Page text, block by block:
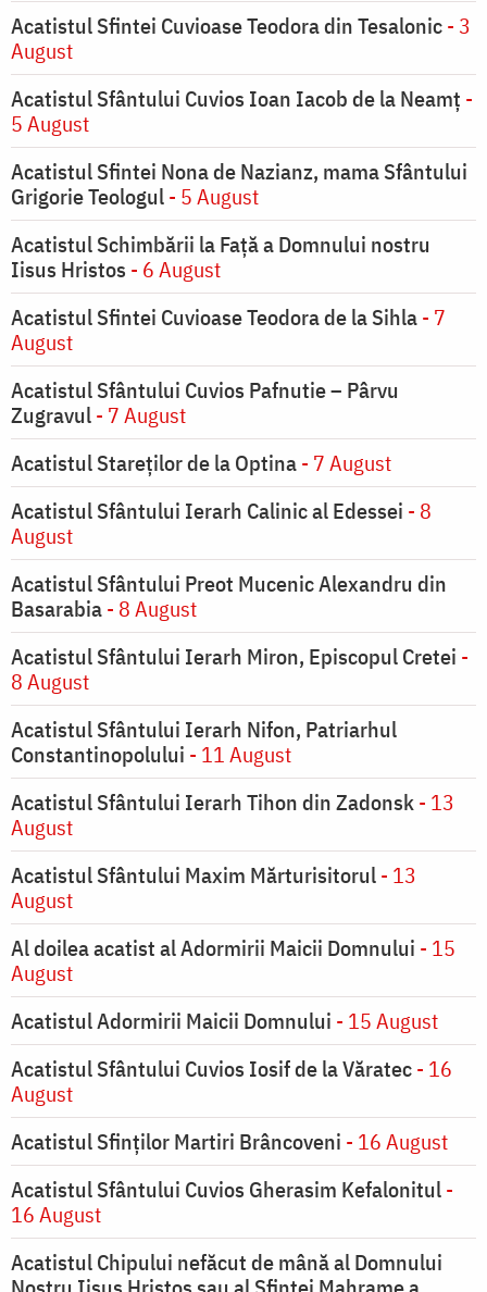
Acatistul Sfintei Cuvioase Teodora din Tesalonic- 3
August
Acatistul Sfântului Cuvios Ioan Iacob de la Neamț -
5 August
Acatistul Sfintei Nona de Nazianz, mama Sfântului
Grigorie Teologul- 5 August
Acatistul Schimbării la Faţă a Domnului nostru
Iisus Hristos - 6 August
Acatistul Sfintei Cuvioase Teodora de la Sihla- 7
August
Acatistul Sfântului Cuvios Pafnutie – Pârvu
Zugravul- 7 August
Acatistul Stareţilor de la Optina- 7 August
Acatistul Sfântului Ierarh Calinic al Edessei - 8
August
Acatistul Sfântului Preot Mucenic Alexandru din
Basarabia- 8 August
Acatistul Sfântului Ierarh Miron, Episcopul Cretei -
8 August
Acatistul Sfântului Ierarh Nifon, Patriarhul
Constantinopolului - 11 August
Acatistul Sfântului Ierarh Tihon din Zadonsk- 13
August
Acatistul Sfântului Maxim Mărturisitorul- 13
August
Al doilea acatist al Adormirii Maicii Domnului - 15
August
Acatistul Adormirii Maicii Domnului - 15 August
Acatistul Sfântului Cuvios Iosif de la Văratec- 16
August
Acatistul Sfinților Martiri Brâncoveni - 16 August
Acatistul Sfântului Cuvios Gherasim Kefalonitul-
16 August
Acatistul Chipului nefăcut de mână al Domnului